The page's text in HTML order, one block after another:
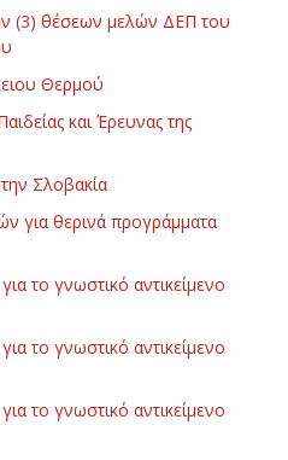
(3) θέσεων μελών ΔΕΠ του
Θερμού
και Έρευνας της
Σλοβακία
για θερινά προγράμματα
το γνωστικό αντικείμενο
το γνωστικό αντικείμενο
το γνωστικό αντικείμενο